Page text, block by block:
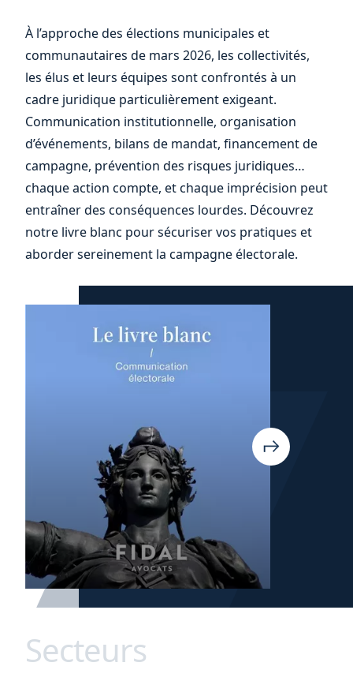
À l’approche des élections municipales et
communautaires de mars 2026, les collectivités,
les élus et leurs équipes sont confrontés à un
cadre juridique particulièrement exigeant.
Communication institutionnelle, organisation
d’événements, bilans de mandat, financement de
campagne, prévention des risques juridiques…
chaque action compte, et chaque imprécision peut
entraîner des conséquences lourdes. Découvrez
notre livre blanc pour sécuriser vos pratiques et
aborder sereinement la campagne électorale.
Secteurs